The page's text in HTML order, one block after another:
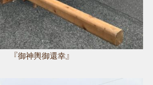
『御神輿御還幸』